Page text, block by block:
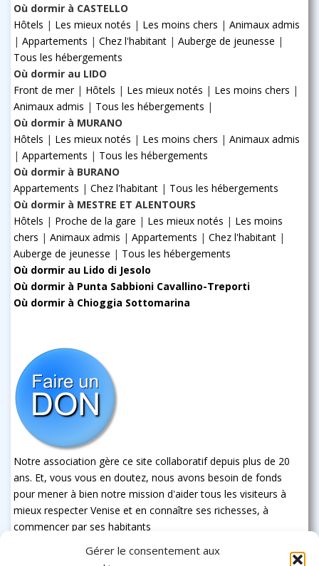
Gérer le consentement aux
Où dormir à CASTELLO
Hôtels | Les mieux notés | Les moins chers | Animaux admis
| Appartements | Chez l'habitant | Auberge de jeunesse |
Tous les hébergements
Où dormir au LIDO
Front de mer| Hôtels | Les mieux notés | Les moins chers |
Animaux admis | Tous les hébergements |
Où dormir à MURANO
Hôtels | Les mieux notés | Les moins chers | Animaux admis
| Appartements | Tous les hébergements
Où dormir à BURANO
Appartements | Chez l'habitant | Tous les hébergements
Où dormir à MESTRE ET ALENTOURS
Hôtels | Proche de la gare | Les mieux notés | Les moins
chers | Animaux admis | Appartements | Chez l'habitant |
Auberge de jeunesse | Tous les hébergements
Où dormir au Lido di Jesolo
Où dormir à Punta Sabbioni Cavallino-Treporti
Où dormir à Chioggia Sottomarina
Notre association gère ce site collaboratif depuis plus de 20
ans. Et, vous vous en doutez, nous avons besoin de fonds
pour mener à bien notre mission d'aider tous les visiteurs à
mieux respecter Venise et en connaître ses richesses, à
commencer par ses habitants